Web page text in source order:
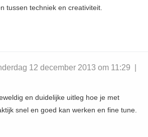
tussen techniek en creativiteit.
12 december 2013 om 11:29 |
en duidelijke uitleg hoe je met
snel en goed kan werken en fine tune.